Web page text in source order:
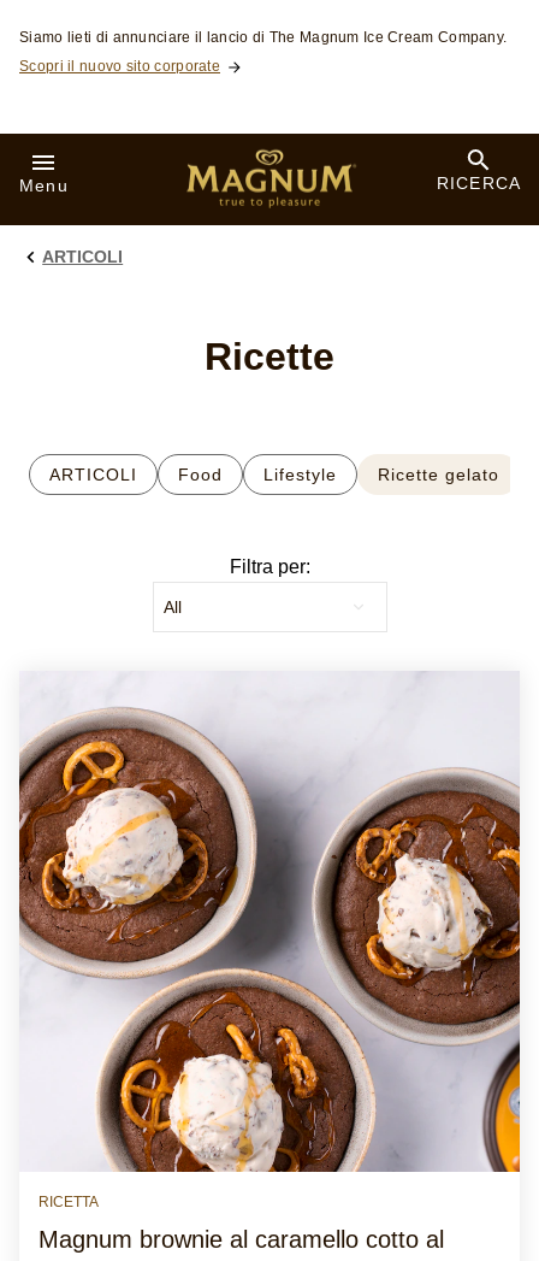
Skip to:
Siamo lieti di annunciare il lancio di The Magnum Ice Cream Company.
Scopri il nuovo sito corporate
Menu RICERCA
ARTICOLI
Ricette
ARTICOLI Food Lifestyle Ricette gelato
Filtra per:
RICETTA
Magnum brownie al caramello cotto al